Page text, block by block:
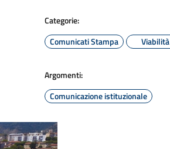
Categorie:
Comunicati Stampa
Viabilità
Argomenti:
Comunicazione istituzionale